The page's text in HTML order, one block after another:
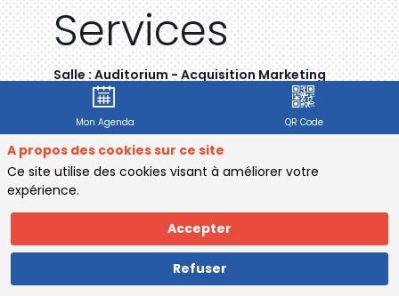
Services
Salle :Auditorium - Acquisition Marketing
Evaluer
Description
explore
Mon Agenda QR Code
A propos des cookies sur ce site
Ce site utilise des cookies visant à améliorer votre
expérience.
Accepter
Refuser